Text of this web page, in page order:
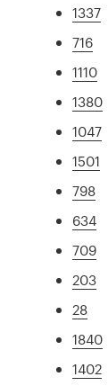
1337
716
1110
1380
1047
1501
798
634
709
203
28
1840
1402